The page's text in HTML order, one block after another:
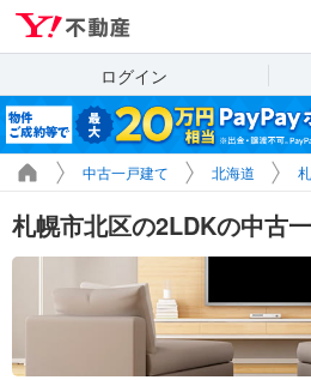
ログイン
中古一戸建て 北海道
札幌市北区の2LDKの中古